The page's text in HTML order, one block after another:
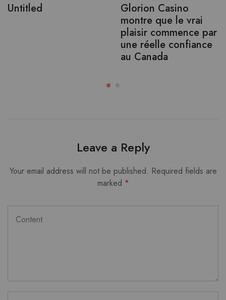
Untitled
Glorion Casino
montre que le vrai
plaisir commence par
une réelle confiance
au Canada
Leave a Reply
Your email address will not be published. Required fields are
marked *